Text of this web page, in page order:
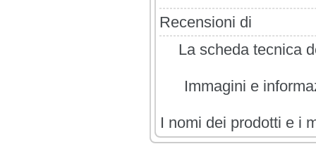
Recensioni di
La scheda tecnica
Immagini e
I nomi dei prodotti e i